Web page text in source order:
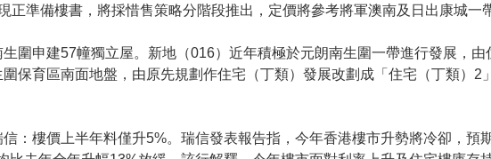
正準備樓書，將採惜售策略分階段推出，定價將參考將軍澳南及日出康城一
生圍申建57幢獨立屋。新地（016）近年積極於元朗南生圍一帶進行發展，
保育區南面地盤，由原先規劃作住宅（丁類）發展改劃成「住宅（丁類）2
信：樓價上半年料僅升5%。瑞信發表報告指，今年香港樓市升勢將冷卻，